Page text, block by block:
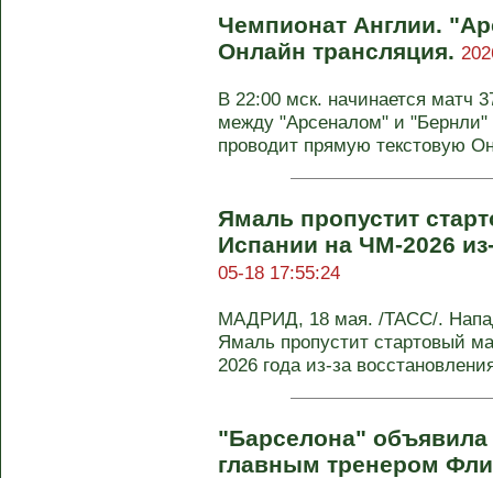
Чемпионат Англии.
Онлайн трансляция.
В 22:00 мск. начинается матч
между "Арсеналом" и
проводит прямую текстовую
Ямаль пропустит
Испании на ЧМ-2026
05-18 17:55:24
МАДРИД, 18 мая. /ТАСС/.
Ямаль пропустит стартовый
2026 года из-за
"Барселона" объявила
главным тренером